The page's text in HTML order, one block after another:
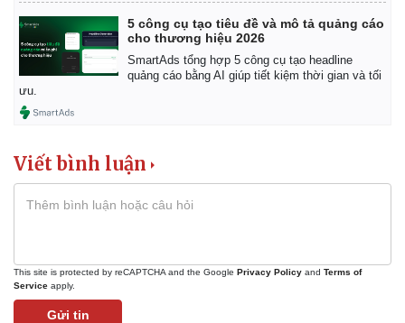
5 công cụ tạo tiêu đề và mô tả quảng cáo
cho thương hiệu 2026
SmartAds tổng hợp 5 công cụ tạo headline
quảng cáo bằng AI giúp tiết kiệm thời gian và tối
ưu.
Viết bình luận
This site is protected by reCAPTCHA and the Google Privacy Policy and Terms of
Service apply.
Gửi tin